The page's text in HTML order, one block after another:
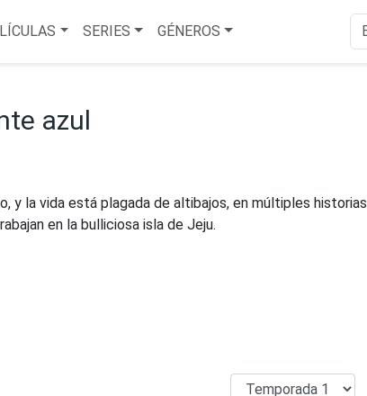
SERIES GÉNEROS
azul
y la vida está plagada de altibajos, en múltiples historias
en la bulliciosa isla de Jeju.